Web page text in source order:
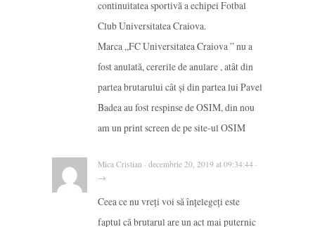
continuitatea sportivă a echipei Fotbal
Club Universitatea Craiova.
Marca „FC Universitatea Craiova ” nu a
fost anulată, cererile de anulare , atât din
partea brutarului cât și din partea lui Pavel
Badea au fost respinse de OSIM, din nou
am un print screen de pe site-ul OSIM
Mica Cristian · decembrie 20, 2019 at 09:34:44 ·
→
Ceea ce nu vreți voi să înțelegeți este
faptul că brutarul are un act mai puternic